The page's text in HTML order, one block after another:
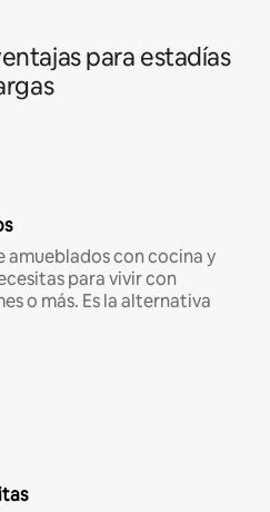
para estadías
con cocina y
para vivir con
o más. Es la alternativa